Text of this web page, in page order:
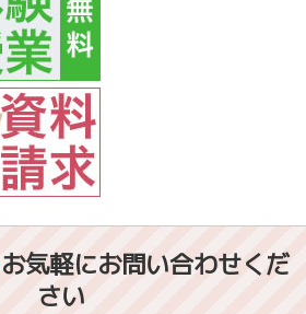
お気軽にお問い合わせくだ
さい